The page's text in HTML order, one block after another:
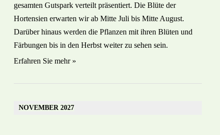
gesamten Gutspark verteilt präsentiert. Die Blüte der
Hortensien erwarten wir ab Mitte Juli bis Mitte August.
Darüber hinaus werden die Pflanzen mit ihren Blüten und
Färbungen bis in den Herbst weiter zu sehen sein.
Erfahren Sie mehr »
NOVEMBER 2027